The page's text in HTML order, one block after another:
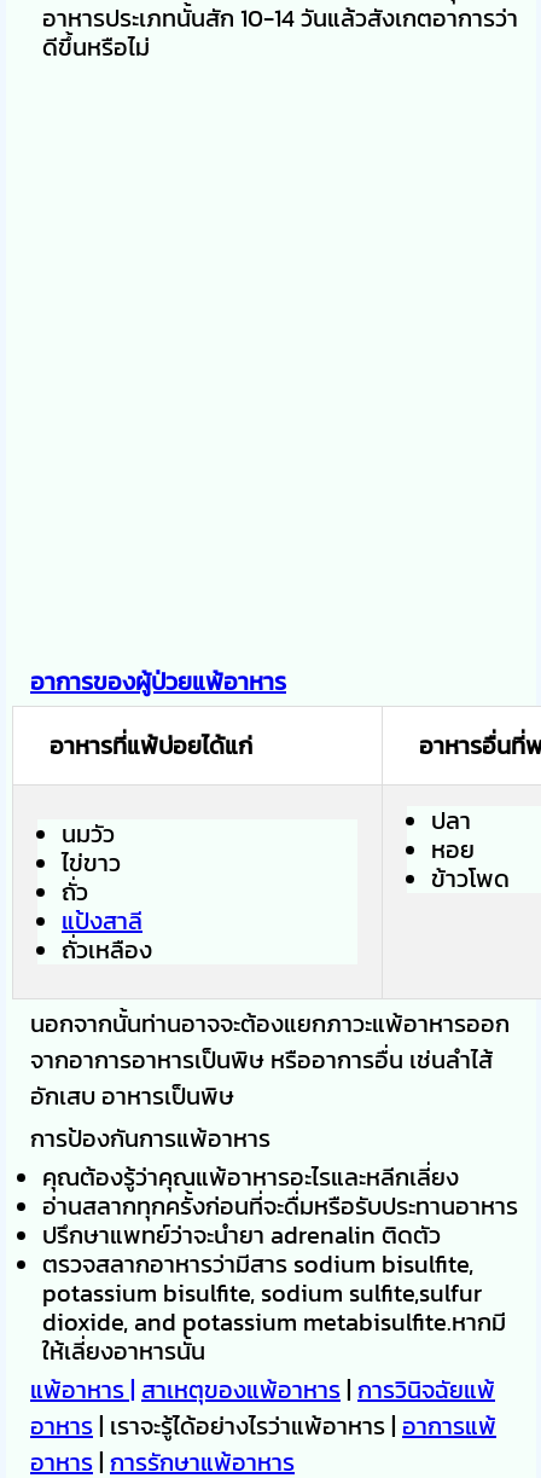
อาหารประเภทนั้นสัก 10-14 วันแล้วสังเกตอาการว่า
ดีขึ้นหรือไม่
อาการของผู้ป่วยแพ้อาหาร
อาหารที่แพ้บ่อยได้แก่
อาหารอื่นที่
นมวัว
ไข่ขาว
ถั่ว
แป้งสาลี
ถั่วเหลือง
ปลา
หอย
ข้าวโพด
นอกจากนั้นท่านอาจจะต้องแยกภาวะแพ้อาหารออก
จากอาการอาหารเป็นพิษ หรืออาการอื่น เช่นลำไส้
อักเสบ อาหารเป็นพิษ
การป้องกันการแพ้อาหาร
คุณต้องรู้ว่าคุณแพ้อาหารอะไรและหลีกเลี่ยง
อ่านสลากทุกครั้งก่อนที่จะดื่มหรือรับประทานอาหาร
ปรึกษาแพทย์ว่าจะนำยา adrenalin ติดตัว
ตรวจสลากอาหารว่ามีสาร sodium bisulfite,
potassium bisulfite, sodium sulfite,sulfur
dioxide, and potassium metabisulfite.หากมี
ให้เลี่ยงอาหารนั้น
แพ้อาหาร| สาเหตุของแพ้อาหาร| การวินิจฉัยแพ้
อาหาร| เราจะรู้ได้อย่างไรว่าแพ้อาหาร | อาการแพ้
อาหาร| การรักษาแพ้อาหาร